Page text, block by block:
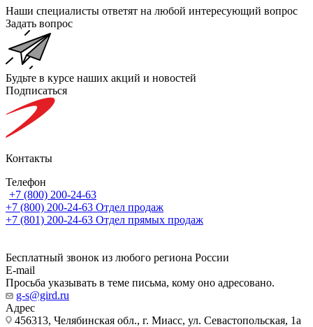
Наши специалисты ответят на любой интересующий вопрос
Задать вопрос
Будьте в курсе наших акций и новостей
Подписаться
Контакты
Телефон
+7 (800) 200-24-63
+7 (800) 200-24-63 Отдел продаж
+7 (801) 200-24-63 Отдел прямых продаж
Бесплатный звонок из любого региона России
E-mail
Просьба указывать в теме письма, кому оно адресовано.
g-s@gird.ru
Адрес
456313, Челябинская обл., г. Миасс, ул. Севастопольская, 1а